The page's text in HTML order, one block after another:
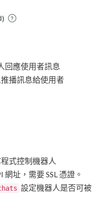
回應使用者訊息
播訊息給使用者
式控制機器人
網址，需要 SSL 憑證。
設定機器人是否可被